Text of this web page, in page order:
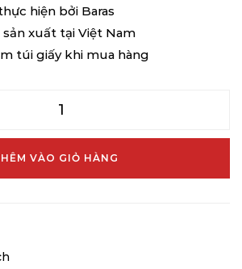
hiện bởi Baras
xuất tại Việt Nam
túi giấy khi mua hàng
VÀO GIỎ HÀNG